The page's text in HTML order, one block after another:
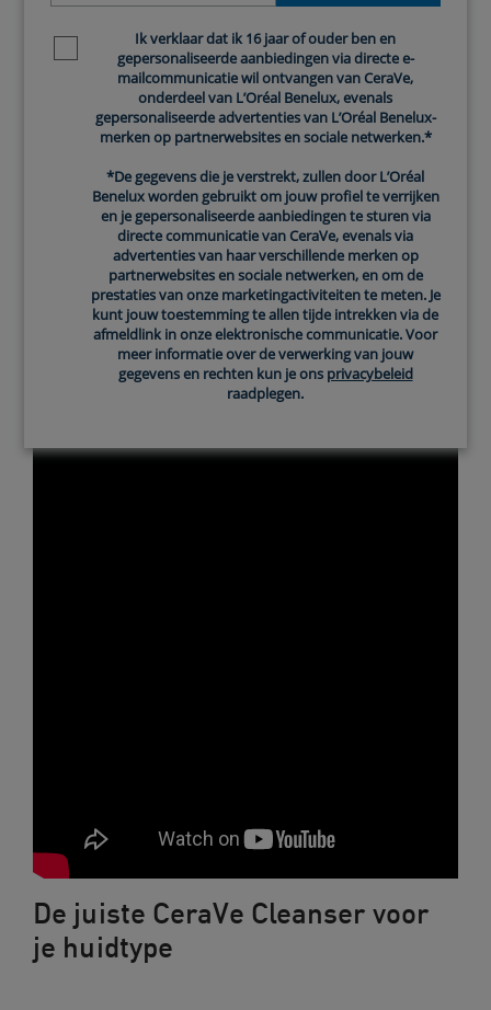
De juiste CeraVe Cleanser voor
je huidtype
Newsletter policyIk verklaar dat ik 16 jaar of ouder ben en
gepersonaliseerde aanbiedingen via directe e-
mailcommunicatie wil ontvangen van CeraVe,
onderdeel van L’Oréal Benelux, evenals
gepersonaliseerde advertenties van L’Oréal Benelux-
merken op partnerwebsites en sociale netwerken.*
*De gegevens die je verstrekt, zullen door L’Oréal
Benelux worden gebruikt om jouw profiel te verrijken
en je gepersonaliseerde aanbiedingen te sturen via
directe communicatie van CeraVe, evenals via
advertenties van haar verschillende merken op
partnerwebsites en sociale netwerken, en om de
prestaties van onze marketingactiviteiten te meten. Je
kunt jouw toestemming te allen tijde intrekken via de
afmeldlink in onze elektronische communicatie. Voor
meer informatie over de verwerking van jouw
gegevens en rechten kun je ons privacybeleid
raadplegen.